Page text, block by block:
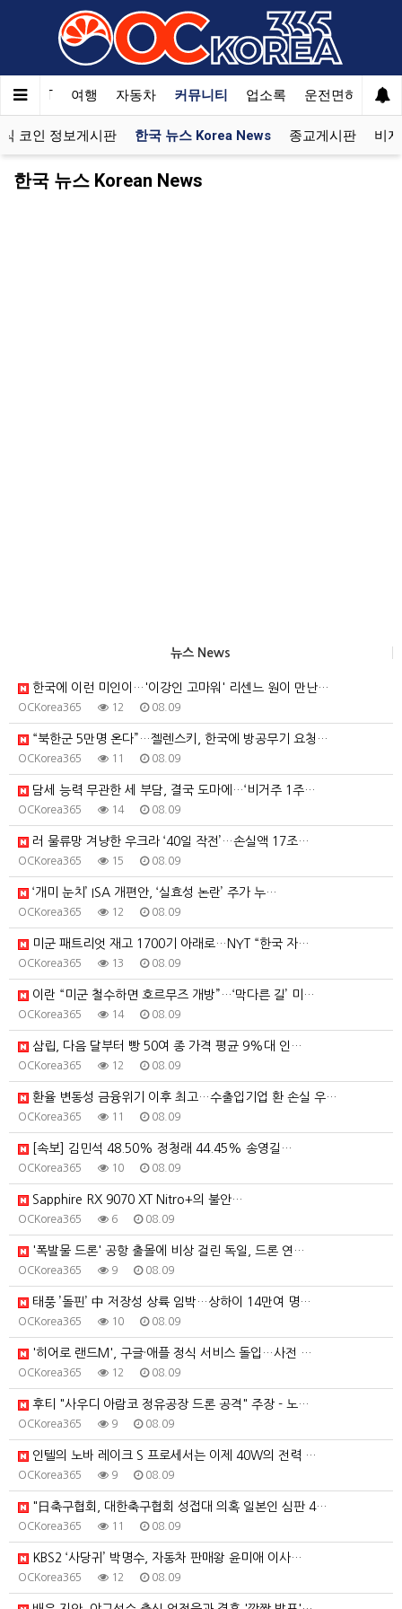
한국SAT 여행 자동차 커뮤니티 업소록 운전면허 문의
코인 정보게시판 한국 뉴스 Korea News 종교게시판 비
한국 뉴스 Korean News
뉴스 News
한국에 이런 미인이…'이강인 고마워' 리센느 원이 만난…
OCKorea365 12 08.09
“북한군 5만명 온다”…젤렌스키, 한국에 방공무기 요청…
OCKorea365 11 08.09
담세 능력 무관한 세 부담, 결국 도마에…‘비거주 1주…
OCKorea365 14 08.09
러 물류망 겨냥한 우크라 ‘40일 작전’…손실액 17조…
OCKorea365 15 08.09
‘개미 눈치’ ISA 개편안, ‘실효성 논란’ 주가 누…
OCKorea365 12 08.09
미군 패트리엇 재고 1700기 아래로…NYT “한국 자…
OCKorea365 13 08.09
이란 “미군 철수하면 호르무즈 개방”…‘막다른 길’ 미…
OCKorea365 14 08.09
삼립, 다음 달부터 빵 50여 종 가격 평균 9%대 인…
OCKorea365 12 08.09
환율 변동성 금융위기 이후 최고…수출입기업 환 손실 우…
OCKorea365 11 08.09
[속보] 김민석 48.50% 정청래 44.45% 송영길…
OCKorea365 10 08.09
Sapphire RX 9070 XT Nitro+의 불안…
OCKorea365 6 08.09
'폭발물 드론' 공항 출몰에 비상 걸린 독일, 드론 연…
OCKorea365 9 08.09
태풍 ’돌핀’ 中 저장성 상륙 임박…상하이 14만여 명…
OCKorea365 10 08.09
'히어로 랜드M', 구글·애플 정식 서비스 돌입…사전 …
OCKorea365 12 08.09
후티 "사우디 아람코 정유공장 드론 공격" 주장 - 노…
OCKorea365 9 08.09
인텔의 노바 레이크 S 프로세서는 이제 40W의 전력 …
OCKorea365 9 08.09
"日축구협회, 대한축구협회 성접대 의혹 일본인 심판 4…
OCKorea365 11 08.09
KBS2 ‘사당귀’ 박명수, 자동차 판매왕 윤미애 이사…
OCKorea365 12 08.09